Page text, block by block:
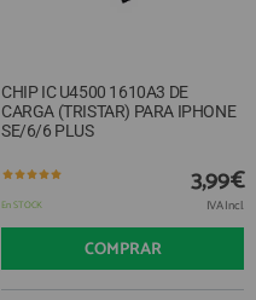
CHIP IC U4500 1610A3 DE
CARGA (TRISTAR) PARA IPHONE
SE/6/6 PLUS
En STOCK
3,99€
IVA Incl.
COMPRAR